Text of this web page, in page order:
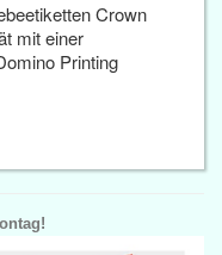
Crown
mit einer
Printing